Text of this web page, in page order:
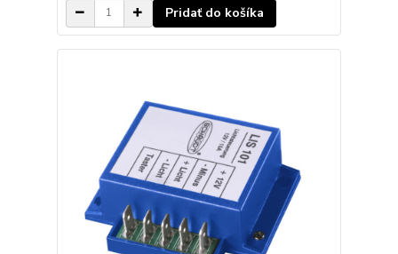
Pridať do košíka